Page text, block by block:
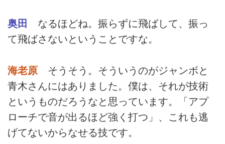
奥田
なるほどね。振らずに飛ばして、振っ
て飛ばさないということですな。
海老原 そうそう。そういうのがジャンボと
青木さんにはありました。僕は、それが技術
というものだろうなと思っています。「アプ
ローチで音が出るほど強く打つ」、これも逃
げてないからなせる技です。